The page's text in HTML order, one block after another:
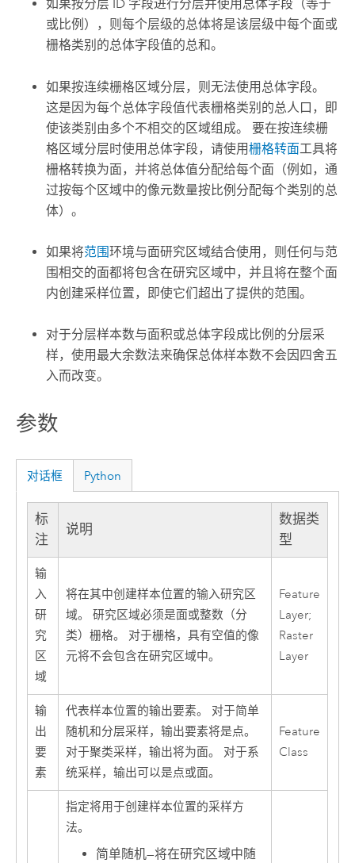
如果按分层 ID 字段进行分层并使用总体字段（等于
或比例），则每个层级的总体将是该层级中每个面或
栅格类别的总体字段值的总和。
如果按连续栅格区域分层，则无法使用总体字段。
这是因为每个总体字段值代表栅格类别的总人口，即
使该类别由多个不相交的区域组成。 要在按连续栅
格区域分层时使用总体字段，请使用栅格转面工具将
栅格转换为面，并将总体值分配给每个面（例如，通
过按每个区域中的像元数量按比例分配每个类别的总
体）。
如果将范围环境与面研究区域结合使用，则任何与范
围相交的面都将包含在研究区域中，并且将在整个面
内创建采样位置，即使它们超出了提供的范围。
对于分层样本数与面积或总体字段成比例的分层采
样，使用最大余数法来确保总体样本数不会因四舍五
入而改变。
参数
对话框 Python
标
注
说明
数据类
型
输
入
研
究
区
域
将在其中创建样本位置的输入研究区
域。 研究区域必须是面或整数（分
类）栅格。 对于栅格，具有空值的像
元将不会包含在研究区域中。
Feature
Layer;
Raster
Layer
输
出
要
素
代表样本位置的输出要素。 对于简单
随机和分层采样，输出要素将是点。
对于聚类采样，输出将为面。 对于系
统采样，输出可以是点或面。
Feature
Class
指定将用于创建样本位置的采样方
法。
简单随机—将在研究区域中随